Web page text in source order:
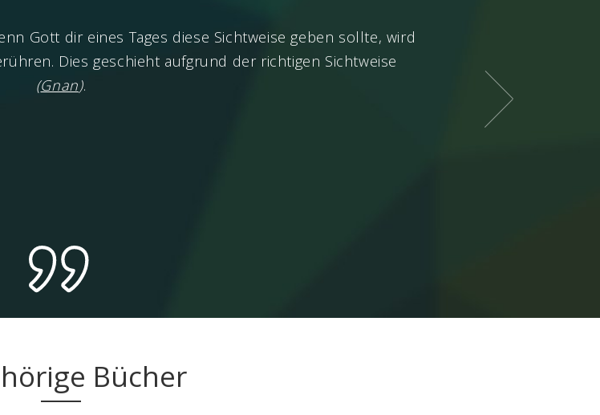
Gott dir eines Tages diese Sichtweise geben sollte, wird
Dies geschieht aufgrund der richtigen Sichtweise
(Gnan).
Bücher